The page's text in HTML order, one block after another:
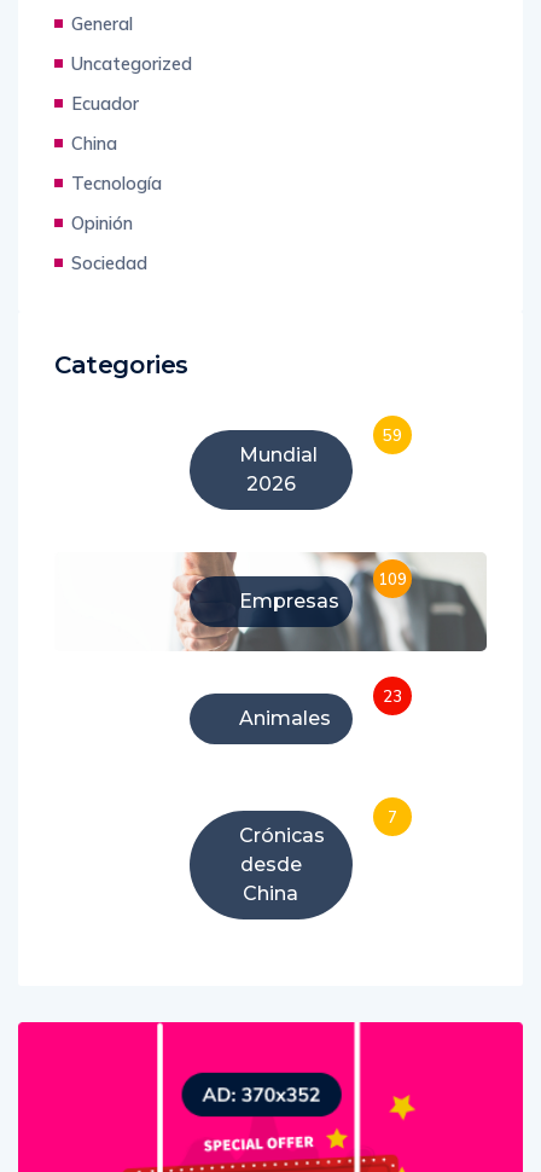
General
Uncategorized
Ecuador
China
Tecnología
Opinión
Sociedad
Categories
Mundial
2026
59
Empresas
109
Animales
23
Crónicas
desde
China
7